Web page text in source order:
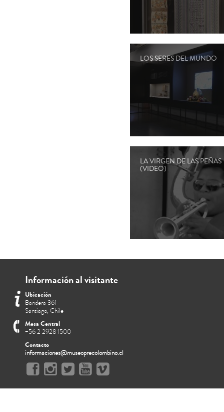
LOS SERES DEL MUNDO
LA VIRGEN DE LAS PEÑAS
(VIDEO)
Información al visitante
Ubicación
Bandera 361
Santiago, Chile
Mesa Central
+56 2 2928 1500
Contacto
informaciones@museoprecolombino.cl